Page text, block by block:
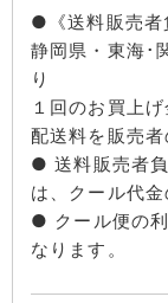
●《送料販売者
静岡県・東海･
り
１回のお買上
配送料を販売者
● 送料販売者
は、クール代金
● クール便の
なります。